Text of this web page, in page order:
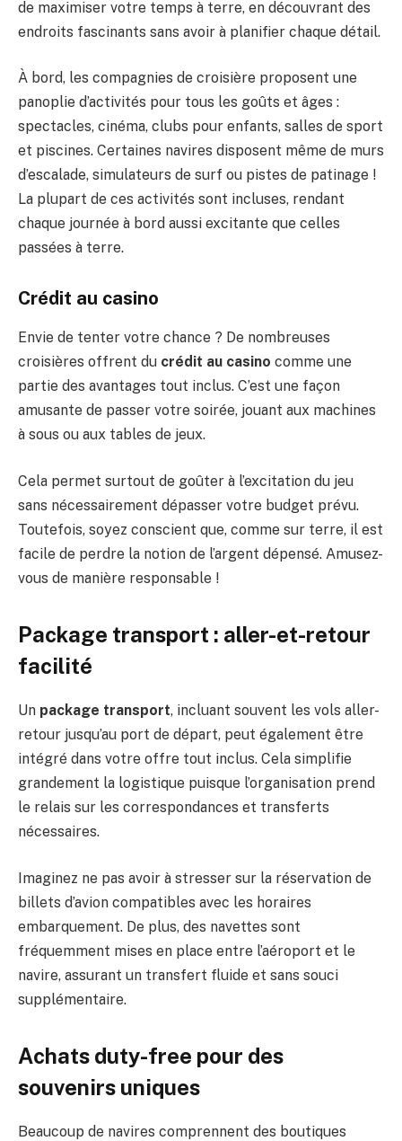
de maximiser votre temps à terre, en découvrant des
endroits fascinants sans avoir à planifier chaque détail.
À bord, les compagnies de croisière proposent une
panoplie d’activités pour tous les goûts et âges :
spectacles, cinéma, clubs pour enfants, salles de sport
et piscines. Certaines navires disposent même de murs
d’escalade, simulateurs de surf ou pistes de patinage !
La plupart de ces activités sont incluses, rendant
chaque journée à bord aussi excitante que celles
passées à terre.
Crédit au casino
Envie de tenter votre chance ? De nombreuses
croisières offrent du crédit au casino comme une
partie des avantages tout inclus. C’est une façon
amusante de passer votre soirée, jouant aux machines
à sous ou aux tables de jeux.
Cela permet surtout de goûter à l’excitation du jeu
sans nécessairement dépasser votre budget prévu.
Toutefois, soyez conscient que, comme sur terre, il est
facile de perdre la notion de l’argent dépensé. Amusez-
vous de manière responsable !
Package transport : aller-et-retour
facilité
Un package transport, incluant souvent les vols aller-
retour jusqu’au port de départ, peut également être
intégré dans votre offre tout inclus. Cela simplifie
grandement la logistique puisque l’organisation prend
le relais sur les correspondances et transferts
nécessaires.
Imaginez ne pas avoir à stresser sur la réservation de
billets d’avion compatibles avec les horaires
embarquement. De plus, des navettes sont
fréquemment mises en place entre l’aéroport et le
navire, assurant un transfert fluide et sans souci
supplémentaire.
Achats duty-free pour des
souvenirs uniques
Beaucoup de navires comprennent des boutiques